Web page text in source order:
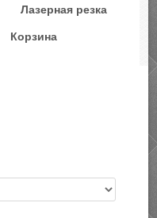
Лазерная резка
Корзина